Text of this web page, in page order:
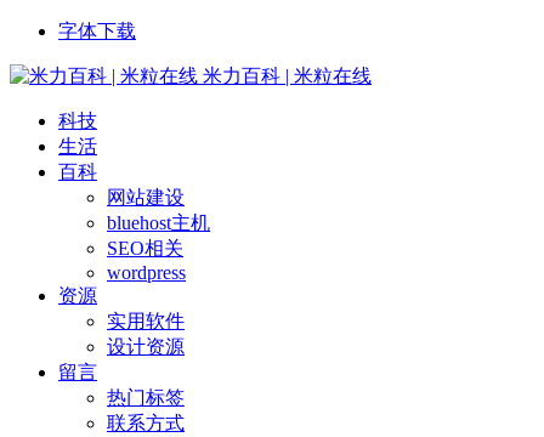
字体下载
米力百科 | 米粒在线
科技
生活
百科
网站建设
bluehost主机
SEO相关
wordpress
资源
实用软件
设计资源
留言
热门标签
联系方式